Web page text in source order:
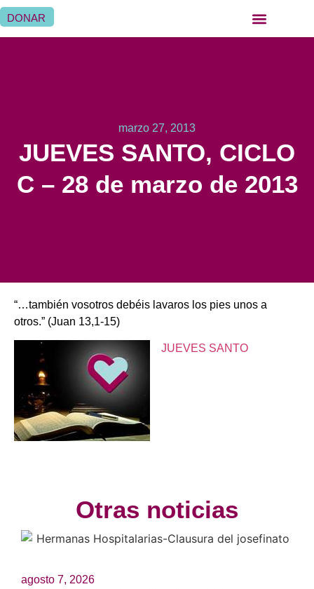
DONAR
marzo 27, 2013
JUEVES SANTO, CICLO
C – 28 de marzo de 2013
“…también vosotros debéis lavaros los pies unos a
otros.” (Juan 13,1-15)
JUEVES SANTO
Otras noticias
agosto 7, 2026